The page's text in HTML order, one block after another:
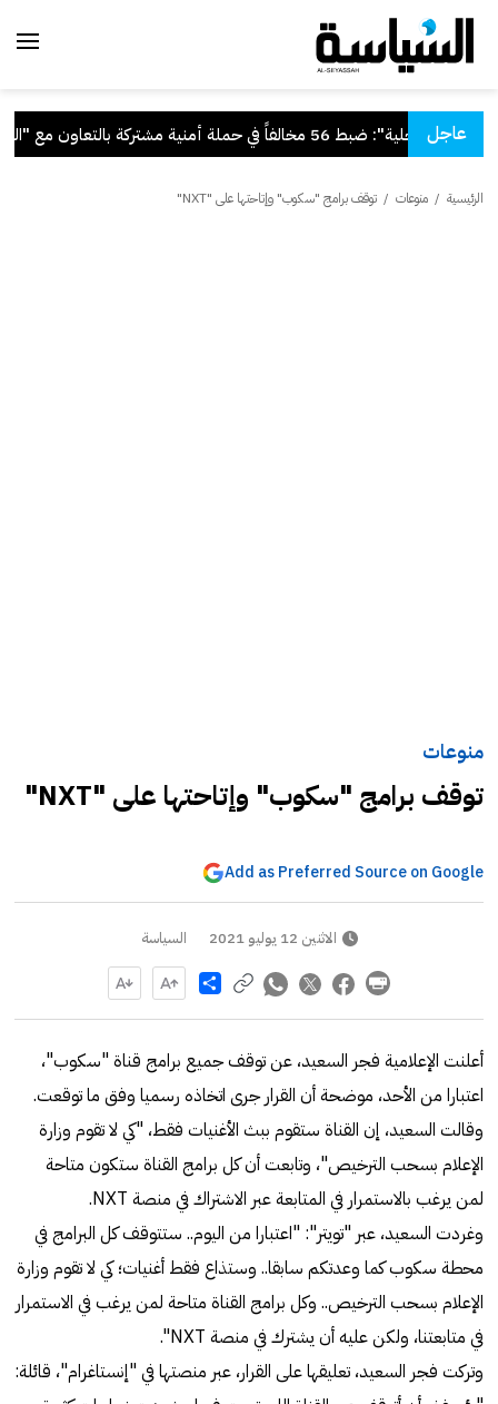
عاجل
"الداخلية": ضبط 56 مخالفاً في حملة أمنية مشتركة بالتعاون مع "القوى العاملة"
الرئيسية / منوعات / توقف برامج "سكوب" وإتاحتها على "NXT"
منوعات
توقف برامج "سكوب" وإتاحتها على "NXT"
Add as Preferred Source on Google
الاثنين 12 يوليو 2021 السياسة
Share
أعلنت الإعلامية فجر السعيد، عن توقف جميع برامج قناة "سكوب"،
اعتبارا من الأحد، موضحة أن القرار جرى اتخاذه رسميا وفق ما توقعت.
وقالت السعيد، إن القناة ستقوم ببث الأغنيات فقط، "كي لا تقوم وزارة
الإعلام بسحب الترخيص"، وتابعت أن كل برامج القناة ستكون متاحة
لمن يرغب بالاستمرار في المتابعة عبر الاشتراك في منصة ‎NXT.
وغردت السعيد، عبر "تويتر": "اعتبارا من اليوم.. ستتوقف كل البرامج في
محطة ‎سكوب كما وعدتكم سابقا.. وستذاع فقط أغنيات؛ كي لا تقوم وزارة
الإعلام بسحب الترخيص.. وكل برامج القناة متاحة لمن يرغب في الاستمرار
في متابعتنا، ولكن عليه أن يشترك في منصة ‎NXT".
وتركت فجر السعيد، تعليقها على القرار، عبر منصتها في "إنستاغرام"، قائلة: